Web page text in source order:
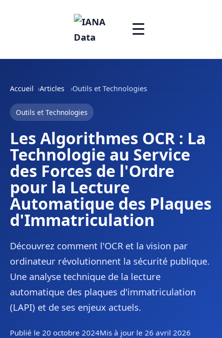
☰
Accueil Articles Outils et Technologies
Outils et Technologies
Les Algorithmes OCR : La
Technologie au Service
des Forces de l'Ordre
pour la Lecture
Automatique des Plaques
d'Immatriculation
Découvrez comment l'OCR et la vision par
ordinateur révolutionnent la sécurité publique.
Une analyse technique de la lecture
automatique des plaques d'immatriculation
(LAPI) et de ses enjeux actuels.
Publié le 20 octobre 2024Mis à jour le 26 avril 2026